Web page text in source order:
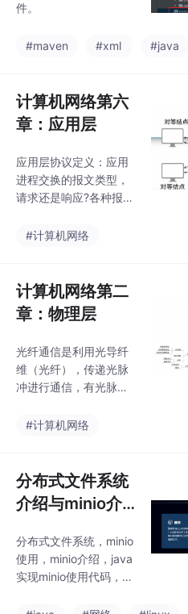
件。
#maven #xml #java
计算机网络第六
章：应用层
应用层协议定义：应用
进程交换的报文类型，
请求还是响应?各种报文
程何时、如何发送报
名服务: DNS；文件传
输：FTP；电子邮件：S
MTP 、POP3；远程登
服务: HTTP。互联网早
期是通过共享一个文本
文件的方式，让主机知
名）的对应关系。有新
与 IP
#计算机网络
计算机网络第二
章：物理层
光纤通信是利用光导纤
维（光纤），传递光脉
冲进行通信，有光脉冲
0。由于可见光的频率
一个光纤通信系统的传
输带宽远远大于目前其
它各种传输媒体的带
有光电转换器。将自由
空间称为“非导引型传输
媒体”。无线传输所使用
#计算机网络
分布式文件系统
介绍与minio介
nio java client
使用）
分布式文件系统，minio
使用，minio介绍，java
实现minio使用代码，mi